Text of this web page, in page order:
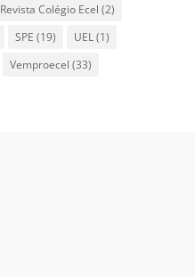
Revista Colégio Ecel (2)
SPE (19) UEL(1)
Vemproecel (33)